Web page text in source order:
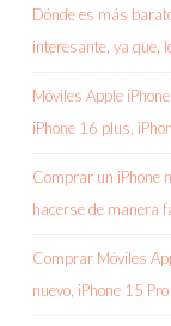
Dónde es más
interesante, ya que,
Móviles Apple
iPhone 16 plus,
Comprar un iPhone
hacerse de manera
Comprar Móviles
nuevo, iPhone 15